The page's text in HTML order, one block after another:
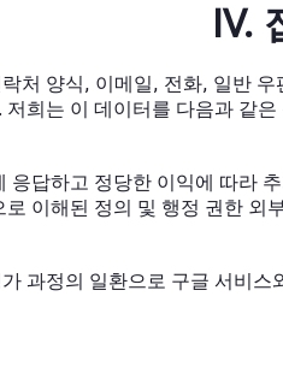
IV.
처 양식, 이메일, 전화, 일반
희는 이 데이터를 다음과 같
응답하고 정당한 이익에 따라
로 이해된 정의 및 행정 권한 외
과정의 일환으로 구글 서비스